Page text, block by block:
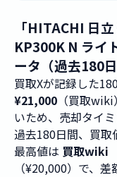
「HITACHI 日
KP300K N ライ
ータ（過去180日
買取Xが記録した
¥21,000 （買取
いため、売却タイ
過去180日間、買取
最高値は 買取wiki
（¥20,000）で、差